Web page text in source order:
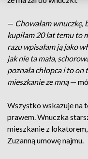
— Chowałam wnuczkę,
kupiłam 20 lat temu to
razu wpisałam ją jako
jak nie ta mała,
poznała chłopca i to on
mieszkanie ze mną—
Wszystko wskazuje na
prawem. Wnuczka
mieszkanie z
Zuzanną umowę najmu.